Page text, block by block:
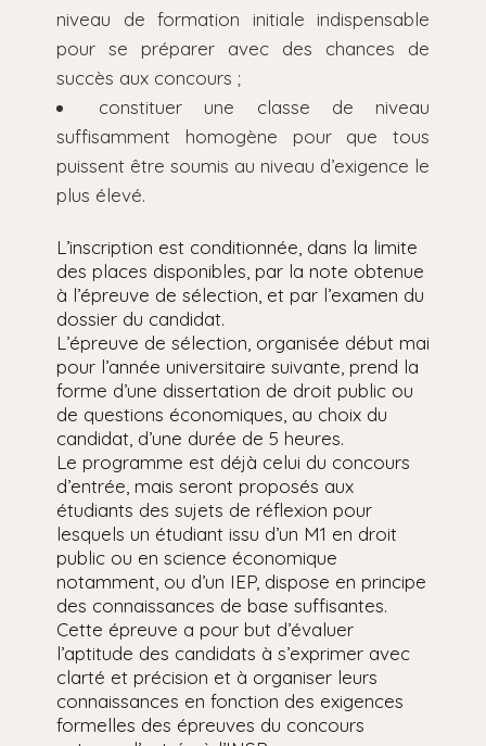
niveau de formation initiale indispensable
pour se préparer avec des chances de
succès aux concours ;
constituer une classe de niveau
suffisamment homogène pour que tous
puissent être soumis au niveau d’exigence le
plus élevé.
L’inscription est conditionnée, dans la limite
des places disponibles, par la note obtenue
à l’épreuve de sélection, et par l’examen du
dossier du candidat.
L’épreuve de sélection, organisée début mai
pour l’année universitaire suivante, prend la
forme d’une dissertation de droit public ou
de questions économiques, au choix du
candidat, d’une durée de 5 heures.
Le programme est déjà celui du concours
d’entrée, mais seront proposés aux
étudiants des sujets de réflexion pour
lesquels un étudiant issu d’un M1 en droit
public ou en science économique
notamment, ou d’un IEP, dispose en principe
des connaissances de base suffisantes.
Cette épreuve a pour but d’évaluer
l’aptitude des candidats à s’exprimer avec
clarté et précision et à organiser leurs
connaissances en fonction des exigences
formelles des épreuves du concours